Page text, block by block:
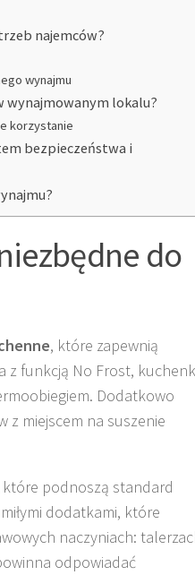
najemców?
wynajmu
wynajmowanym lokalu?
korzystanie
bezpieczeństwa i
do
, które zapewnią
z funkcją No Frost,
Dodatkowo
z miejscem na suszenie
które podnoszą standard
dodatkami, które
naczyniach:
odpowiadać